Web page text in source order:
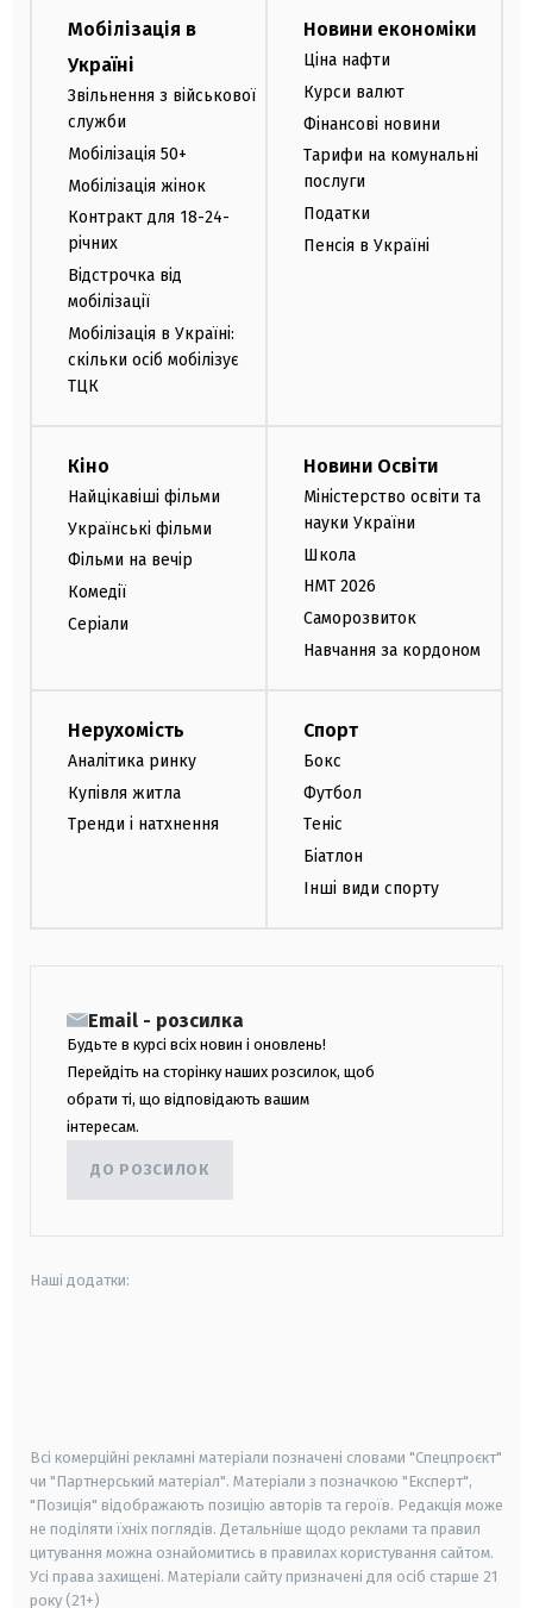
Мобілізація в
Україні
Звільнення з військової
служби
Мобілізація 50+
Мобілізація жінок
Контракт для 18-24-
річних
Відстрочка від
мобілізації
Мобілізація в Україні:
скільки осіб мобілізує
ТЦК
Новини економіки
Ціна нафти
Курси валют
Фінансові новини
Тарифи на комунальні
послуги
Податки
Пенсія в Україні
Кіно
Найцікавіші фільми
Українські фільми
Фільми на вечір
Комедії
Серіали
Новини Освіти
Міністерство освіти та
науки України
Школа
НМТ 2026
Саморозвиток
Навчання за кордоном
Нерухомість
Аналітика ринку
Купівля житла
Тренди і натхнення
Спорт
Бокс
Футбол
Теніс
Біатлон
Інші види спорту
Email - розсилка
Будьте в курсі всіх новин і оновлень!
Перейдіть на сторінку наших розсилок, щоб
обрати ті, що відповідають вашим
інтересам.
ДО РОЗСИЛОК
Наші додатки:
Всі комерційні рекламні матеріали позначені словами "Спецпроєкт"
чи "Партнерський матеріал". Матеріали з позначкою "Експерт",
"Позиція" відображають позицію авторів та героїв. Редакція може
не поділяти їхніх поглядів. Детальніше щодо реклами та правил
цитування можна ознайомитись в правилах користування сайтом.
Усі права захищені. Матеріали сайту призначені для осіб старше 21
року (21+)